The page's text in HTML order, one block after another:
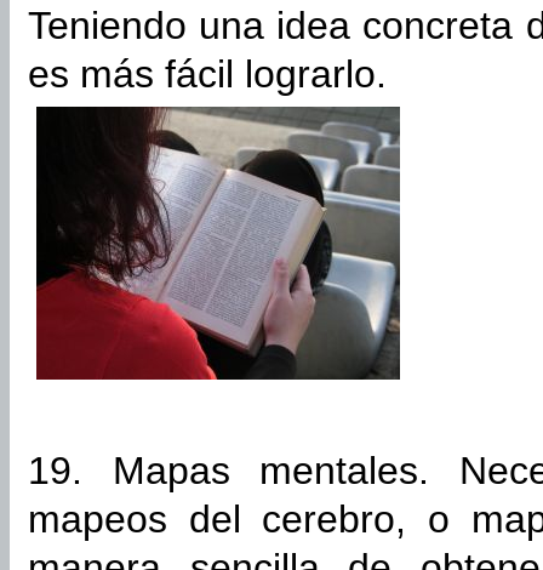
Teniendo una idea concreta
es más fácil lograrlo.
19. Mapas mentales.
mapeos del cerebro, o